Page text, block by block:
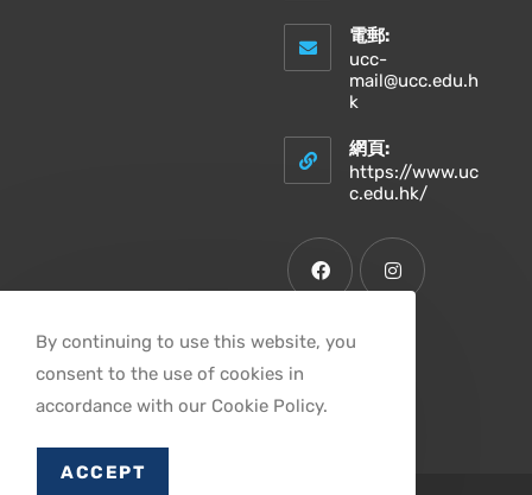
電郵:
ucc-
mail@ucc.edu.h
k
網頁:
https://www.uc
c.edu.hk/
By continuing to use this website, you
consent to the use of cookies in
accordance with our Cookie Policy.
ACCEPT